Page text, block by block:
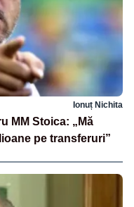
Ionuț Nichita
MM Stoica: „Mă
pe transferuri”